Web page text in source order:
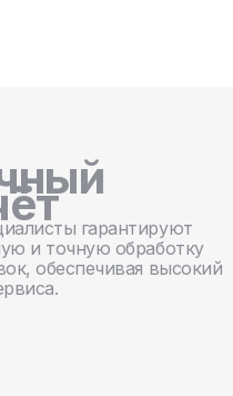
гарантируют
и точную обработку
обеспечивая высокий